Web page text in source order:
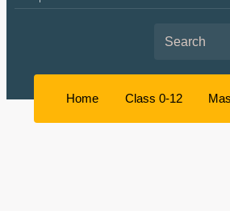
Home Class 0-12